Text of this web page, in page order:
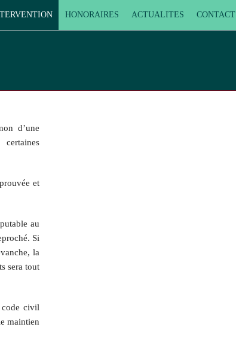
HONORAIRES ACTUALITES CONTACT
d’une
et
au
Si
la
sera tout
civil
maintien